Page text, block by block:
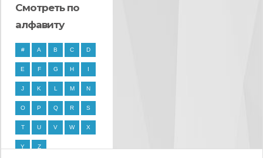
Смотреть по
алфавиту
# A B C D
E F G H I
J K L M N
O P Q R S
T U V W X
Y Z